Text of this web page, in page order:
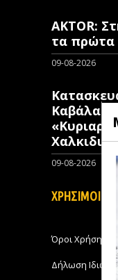
AKTOR:
τα πρώτα
09-08-2026
Καβάλα
09-08-2026
ΧΡΗΣΙΜΟΙ
Όροι Χρήσης
Δήλωση